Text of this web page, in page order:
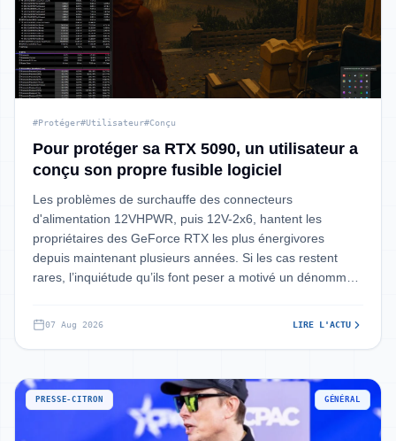
#Protéger#Utilisateur#Conçu
Pour protéger sa RTX 5090, un utilisateur a
conçu son propre fusible logiciel
Les problèmes de surchauffe des connecteurs
d'alimentation 12VHPWR, puis 12V-2x6, hantent les
propriétaires des GeForce RTX les plus énergivores
depuis maintenant plusieurs années. Si les cas restent
rares, l’inquiétude qu’ils font peser a motivé un dénommé
07 Aug 2026 LIRE L'ACTU
PRESSE-CITRON GÉNÉRAL